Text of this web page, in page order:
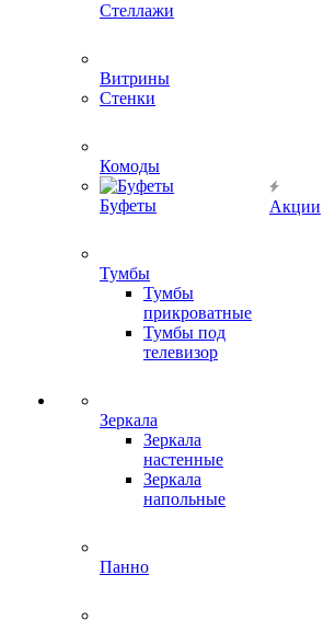
Стеллажи
Витрины
Стенки
Комоды
Буфеты
Тумбы
Тумбы
прикроватные
Тумбы под
телевизор
Зеркала
Зеркала
настенные
Зеркала
напольные
Панно
Акции